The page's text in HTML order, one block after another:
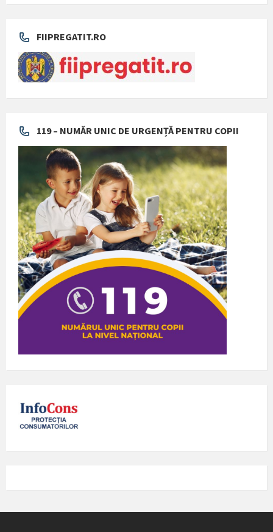
FIIPREGATIT.RO
119 – NUMĂR UNIC DE URGENȚĂ PENTRU COPII